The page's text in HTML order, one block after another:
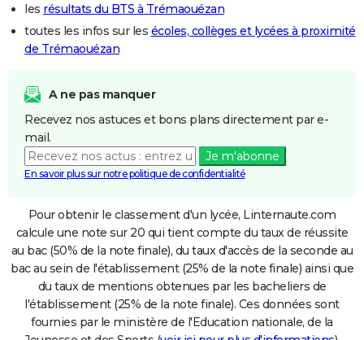
les résultats du BTS à Trémaouézan
toutes les infos sur les écoles, collèges et lycées à proximité
de Trémaouézan
A ne pas manquer
Recevez nos astuces et bons plans directement par e-
mail.
Je m'abonne
En savoir plus sur notre politique de confidentialité
Pour obtenir le classement d'un lycée, Linternaute.com
calcule une note sur 20 qui tient compte du taux de réussite
au bac (50% de la note finale), du taux d'accès de la seconde au
bac au sein de l'établissement (25% de la note finale) ainsi que
du taux de mentions obtenues par les bacheliers de
l'établissement (25% de la note finale). Ces données sont
fournies par le ministère de l'Education nationale, de la